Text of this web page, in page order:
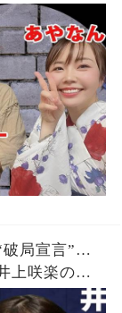
婦の精神崩壊
破局宣言”…
上咲楽の介